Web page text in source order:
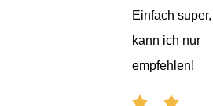
Einfach super,
kann ich nur
empfehlen!